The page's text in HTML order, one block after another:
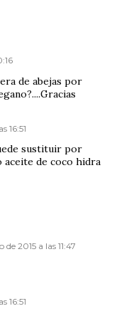
de abejas por
16:51
sustituir por
aceite de coco hidra
de 2015 a las 11:47
16:51